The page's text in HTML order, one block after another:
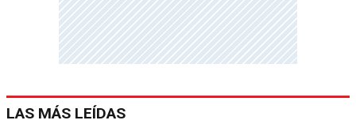
LAS MÁS LEÍDAS